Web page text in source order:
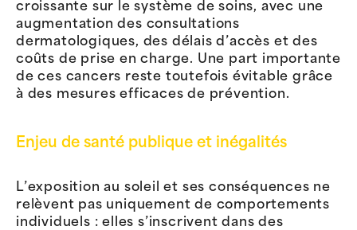
croissante sur le système de soins, avec une
augmentation des consultations
dermatologiques, des délais d’accès et des
coûts de prise en charge. Une part importante
de ces cancers reste toutefois évitable grâce
à des mesures efficaces de prévention.
Enjeu de santé publique et inégalités
L’exposition au soleil et ses conséquences ne
relèvent pas uniquement de comportements
individuels : elles s’inscrivent dans des